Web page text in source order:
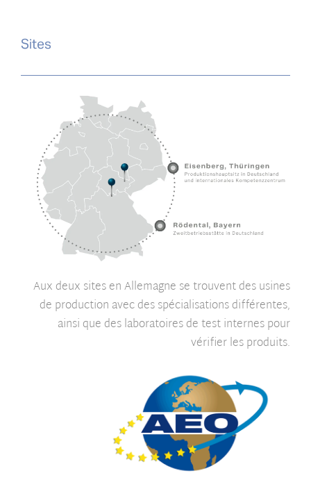
Sites
Aux deux sites en Allemagne se trouvent des usines
de production avec des spécialisations différentes,
ainsi que des laboratoires de test internes pour
vérifier les produits.